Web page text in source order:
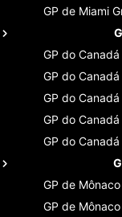
GP de Miami
GP do Canadá
GP do Canadá
GP do Canadá
GP do Canadá
GP do Canadá
GP de Mônaco
GP de Mônaco